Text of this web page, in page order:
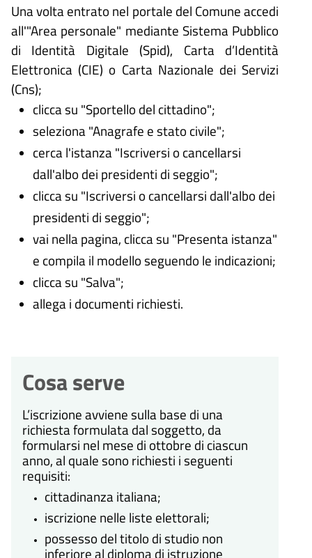
Una volta entrato nel portale del Comune accedi
all'"Area personale" mediante Sistema Pubblico
di Identità Digitale (Spid), Carta d’Identità
Elettronica (CIE) o Carta Nazionale dei Servizi
(Cns);
clicca su "Sportello del cittadino";
seleziona "Anagrafe e stato civile";
cerca l'istanza "Iscriversi o cancellarsi
dall'albo dei presidenti di seggio";
clicca su "Iscriversi o cancellarsi dall'albo dei
presidenti di seggio";
vai nella pagina, clicca su "Presenta istanza"
e compila il modello seguendo le indicazioni;
clicca su "Salva";
allega i documenti richiesti.
Cosa serve
L’iscrizione avviene sulla base di una
richiesta formulata dal soggetto, da
formularsi nel mese di ottobre di ciascun
anno, al quale sono richiesti i seguenti
requisiti:
cittadinanza italiana;
iscrizione nelle liste elettorali;
possesso del titolo di studio non
inferiore al diploma di istruzione